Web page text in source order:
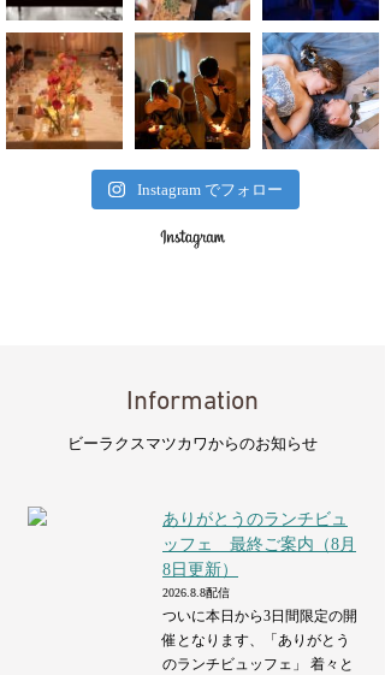
Instagram でフォロー
Information
ビーラクスマツカワからのお知らせ
ありがとうのランチビュ
ッフェ 最終ご案内（8月
8日更新）
2026.8.8配信
ついに本日から3日間限定の開
催となります、「ありがとう
のランチビュッフェ」 着々と